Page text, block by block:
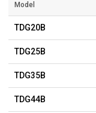
Model
TDG20B
TDG25B
TDG35B
TDG44B